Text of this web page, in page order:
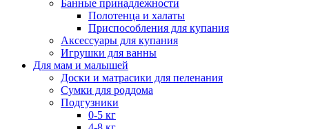
Банные принадлежности
Полотенца и халаты
Приспособления для купания
Аксессуары для купания
Игрушки для ванны
Для мам и малышей
Доски и матрасики для пеленания
Сумки для роддома
Подгузники
0-5 кг